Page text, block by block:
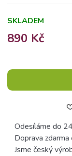
SKLADEM
890 Kč
Odesíláme do
Doprava
Jsme český